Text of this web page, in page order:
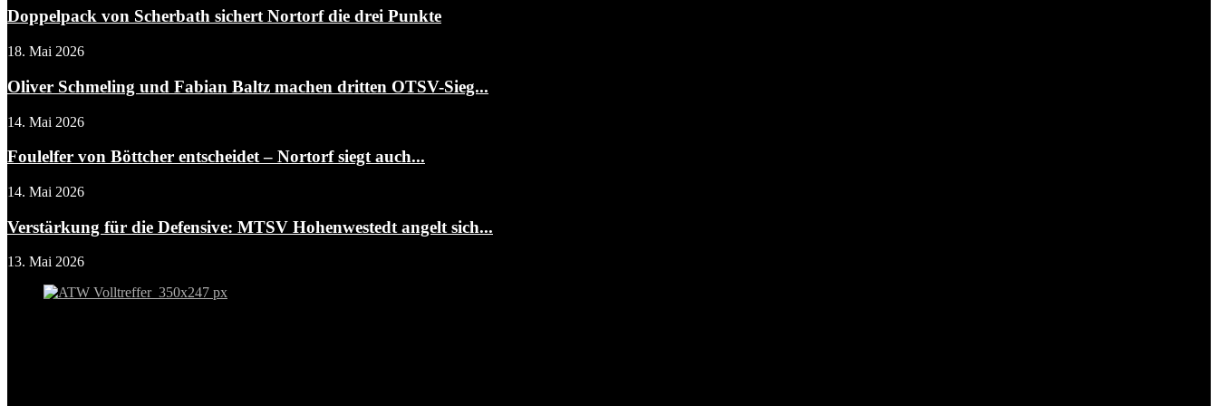
Doppelpack von Scherbath sichert Nortorf die drei Punkte
18. Mai 2026
Oliver Schmeling und Fabian Baltz machen dritten OTSV-Sieg...
14. Mai 2026
Foulelfer von Böttcher entscheidet – Nortorf siegt auch...
14. Mai 2026
Verstärkung für die Defensive: MTSV Hohenwestedt angelt sich...
13. Mai 2026